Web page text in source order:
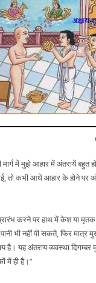
मार्ग में मुझे आहार में अंतरायें बहुत
तो कभी आधे आहार के होने पर
प्रारंभ करने पर हाथ में केश या
भी नहीं पी सकते, फिर
है। यह अंतराय व्यवस्था दिगम्बर
में ही है।’’